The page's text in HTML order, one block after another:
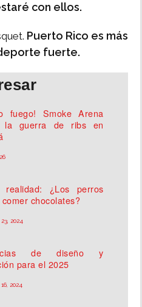
con ellos.
Puerto Rico es más
fuerte.
fuego! Smoke Arena
la guerra de ribs en
¿Los perros
chocolates?
2024
de diseño y
para el 2025
2024